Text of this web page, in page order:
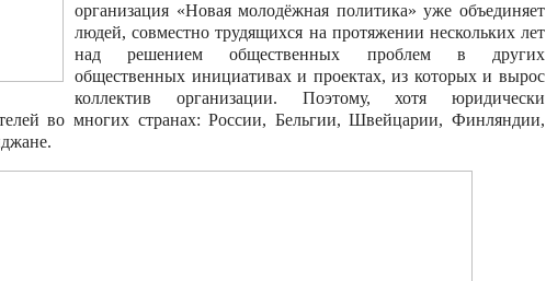
организация «Новая молодёжная политика» уже объединяет
людей, совместно трудящихся на протяжении нескольких лет
над решением общественных проблем в других
общественных инициативах и проектах, из которых и вырос
коллектив организации. Поэтому, хотя юридически
во многих странах: России, Бельгии, Швейцарии, Финляндии,